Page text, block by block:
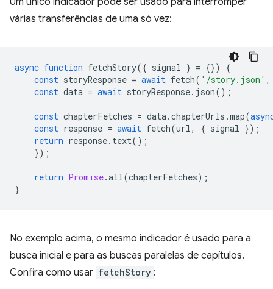
várias transferências de uma só vez:
async function fetchStory({ signal } = {})
{
const storyResponse = await fetch( '/story.json' ,
const data = await storyResponse. json();
const chapterFetches = data.chapterUrls .map(
const response = await fetch(url, { signal });
return response. text();
});
return Promise.all(chapterFetches);
}
No exemplo acima, o mesmo indicador é usado para a
busca inicial e para as buscas paralelas de capítulos.
Confira como usar fetchStory :